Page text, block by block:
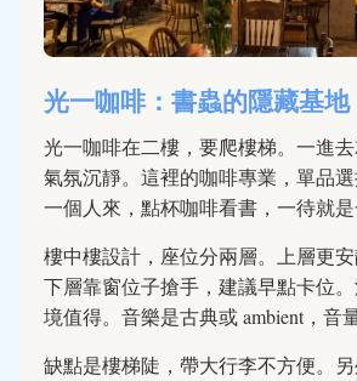
光一咖啡：書蟲的隱藏基地
光一咖啡在二樓，要爬樓梯。一進去
氣氛沉靜。這裡的咖啡專業，單品
一個人來，點杯咖啡看書，一待就是
樓中樓設計，座位分兩層。上層更安
下層靠窗位子搶手，建議早點卡位
境值得。音樂是古典或 ambient，音量
缺點是樓梯陡，帶大行李不方便。